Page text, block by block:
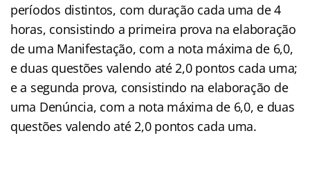
períodos distintos, com duração cada uma de 4
horas, consistindo a primeira prova na elaboração
de uma Manifestação, com a nota máxima de 6,0,
e duas questões valendo até 2,0 pontos cada uma;
e a segunda prova, consistindo na elaboração de
uma Denúncia, com a nota máxima de 6,0, e duas
questões valendo até 2,0 pontos cada uma.